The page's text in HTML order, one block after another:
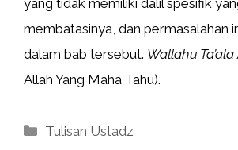
membatasinya, dan permasalahan
dalam bab tersebut. Wallahu Ta’ala
Allah Yang Maha Tahu).
Kategori
Tulisan Ustadz